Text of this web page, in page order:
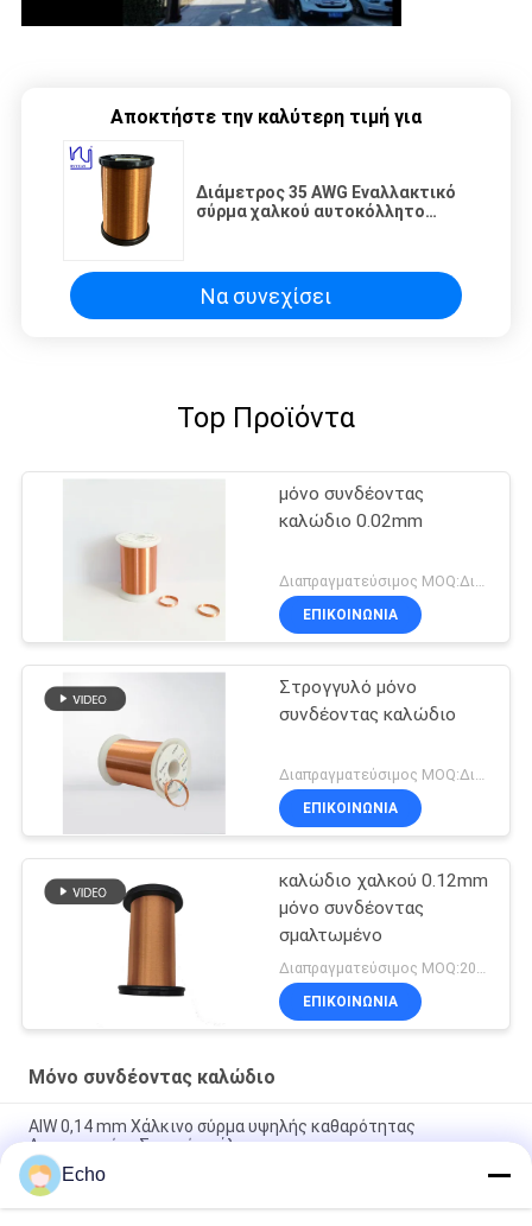
Αποκτήστε την καλύτερη τιμή για
Διάμετρος 35 AWG Εναλλακτικό
σύρμα χαλκού αυτοκόλλητο
Να συνεχίσει
Top Προϊόντα
μόνο συνδέοντας
καλώδιο 0.02mm
Διαπραγματεύσιμος MOQ:Διαφορετικοί τύποι με το differet MOQ
ΕΠΙΚΟΙΝΩΝΙΑ
Στρογγυλό μόνο
συνδέοντας καλώδιο
ΕΠΙΚΟΙΝΩΝΙΑ
καλώδιο χαλκού 0.12mm
μόνο συνδέοντας
σμαλτωμένο
ΕΠΙΚΟΙΝΩΝΙΑ
Μόνο συνδέοντας καλώδιο
ΑΙW 0,14 mm Χάλκινο σύρμα υψηλής καθαρότητας
Απομονωμένο Στερεό σμάλτο
AIW220 0,14mm Ζεστός αέρας Εναμελισμένο χαλκό σύρμα για
ηλεκτρική
Echo